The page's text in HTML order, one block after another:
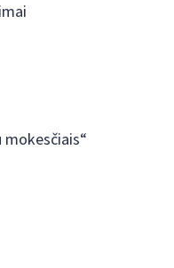
mokesčiais“